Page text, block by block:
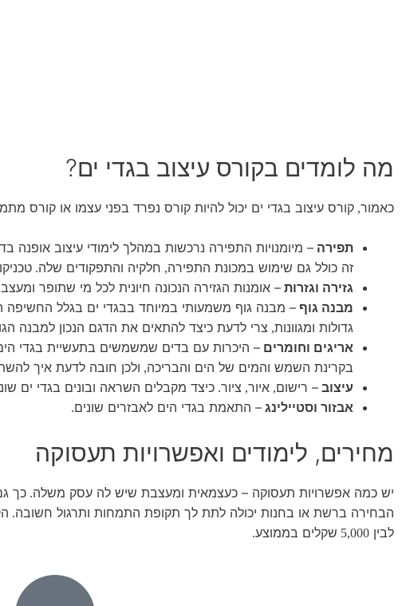
מה לומדים בקורס עיצוב בגדי ים?
כאמור, קורס עיצוב בגדי ים יכול להיות קורס נפרד בפני עצמו או קורס
תפירה – מיומנויות התפירה נרכשות במהלך לימודי עיצוב אופנה
זה כולל גם שימוש במכונת התפירה, חלקיה והתפקודים שלה.
גזירה וגזרות – אומנות הגזירה הנכונה חיונית לכל מי שתופר ומעצב
מבנה גוף – מבנה גוף משמעותי במיוחד בבגדי ים בגלל החשיפה
גדולות ומגוונות, צרי לדעת כיצד להתאים את הדגם הנכון למבנה
אריגים וחומרים – היכרות עם בדים שמשמשים בתעשיית בגדי
בקרינת השמש והמים של הים והבריכה, ולכן חובה לדעת איך
עיצוב – רישום, איור, ציור. כיצד מקבלים השראה ובונים בגדי ים
אבזור וסטיילינג – התאמת בגדי הים לאבזרים שונים.
מחירים, לימודים ואפשרויות תעסוקה
יש כמה אפשרויות תעסוקה – כעצמאית ומעצבת שיש לה עסק משלה. כך
הבחירה ברשת או בחנות יכולה לתת לך תקופת התמחות ותרגול חשובה.
לבין 5,000 שקלים בממוצע.